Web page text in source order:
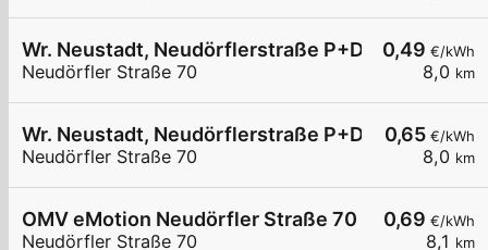
0,49 €/kWh
8,0 km
Wr. Neustadt, Neudörflerstraße P+D
Neudörfler Straße 70
0,65 €/kWh
8,0 km
Wr. Neustadt, Neudörflerstraße P+D
Neudörfler Straße 70
0,69 €/kWh
8,1 km
OMV eMotion Neudörfler Straße 70 Wiener
Neudörfler Straße 70